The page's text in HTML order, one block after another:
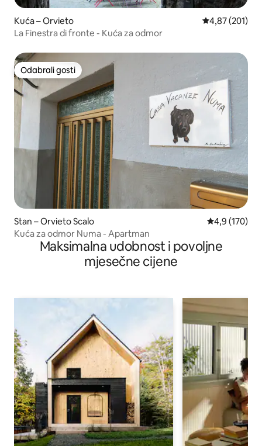
Kuća – Orvieto Prosječna
4,87 (201)
La Finestra di fronte - Kuća za odmor
Odabrali gosti
Odabrali gosti
Stan – Orvieto Scalo Prosječna
4,9 (170)
Kuća za odmor Numa - Apartman
Maksimalna udobnost i povoljne
mjesečne cijene